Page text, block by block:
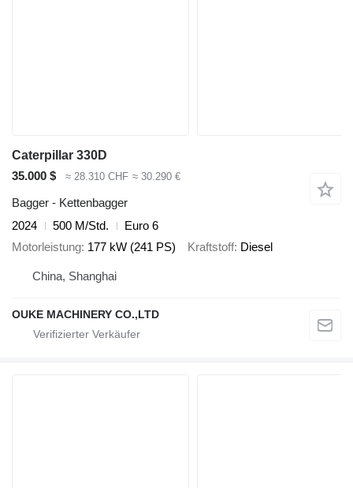
Caterpillar 330D
35.000 $
≈ 28.310 CHF ≈ 30.290 €
Bagger - Kettenbagger
2024
500 M/Std.
Euro 6
Motorleistung 177 kW (241 PS) Kraftstoff Diesel
China, Shanghai
OUKE MACHINERY CO.,LTD